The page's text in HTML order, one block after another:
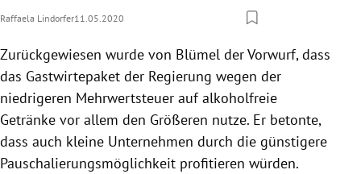
Raffaela Lindorfer11.05.2020
Zurückgewiesen wurde von Blümel der Vorwurf, dass
das Gastwirtepaket der Regierung wegen der
niedrigeren Mehrwertsteuer auf alkoholfreie
Getränke vor allem den Größeren nutze. Er betonte,
dass auch kleine Unternehmen durch die günstigere
Pauschalierungsmöglichkeit profitieren würden.